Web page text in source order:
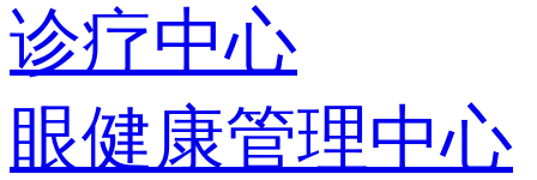
诊疗中心
眼健康管理中心